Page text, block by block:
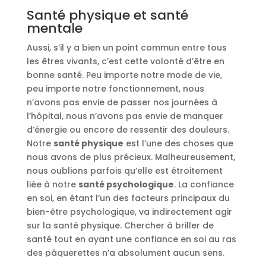
Santé physique et santé
mentale
Aussi, s’il y a bien un point commun entre tous
les êtres vivants, c’est cette volonté d’être en
bonne santé. Peu importe notre mode de vie,
peu importe notre fonctionnement, nous
n’avons pas envie de passer nos journées à
l’hôpital, nous n’avons pas envie de manquer
d’énergie ou encore de ressentir des douleurs.
Notre santé physique est l’une des choses que
nous avons de plus précieux. Malheureusement,
nous oublions parfois qu’elle est étroitement
liée à notre santé psychologique. La confiance
en soi, en étant l’un des facteurs principaux du
bien-être psychologique, va indirectement agir
sur la santé physique. Chercher à briller de
santé tout en ayant une confiance en soi au ras
des pâquerettes n’a absolument aucun sens.